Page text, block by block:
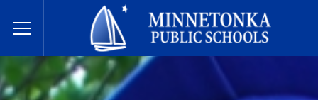
Toggle Menu
Javne škole Minnetonke